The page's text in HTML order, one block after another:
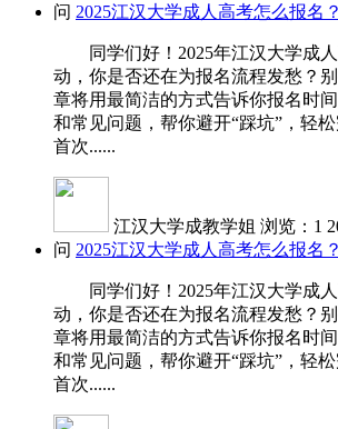
问 2025江汉大学成人高考怎么报名
同学们好！2025年江汉大学成人
动，你是否还在为报名流程发愁？
章将用最简洁的方式告诉你报名时
和常见问题，帮你避开“踩坑”，轻
首次......
江汉大学成教学姐 浏览：1
问 2025江汉大学成人高考怎么报名
同学们好！2025年江汉大学成人
动，你是否还在为报名流程发愁？
章将用最简洁的方式告诉你报名时
和常见问题，帮你避开“踩坑”，轻
首次......